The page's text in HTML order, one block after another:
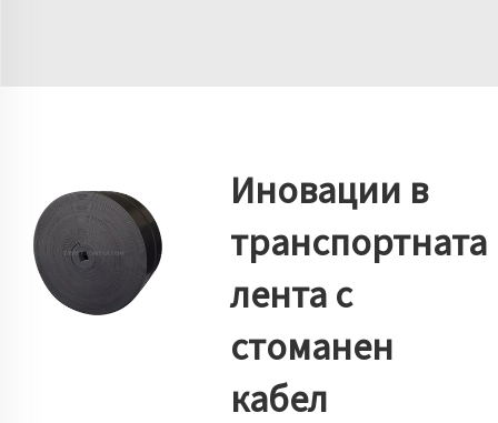
Иновации в
транспортната
лента с
стоманен
кабел